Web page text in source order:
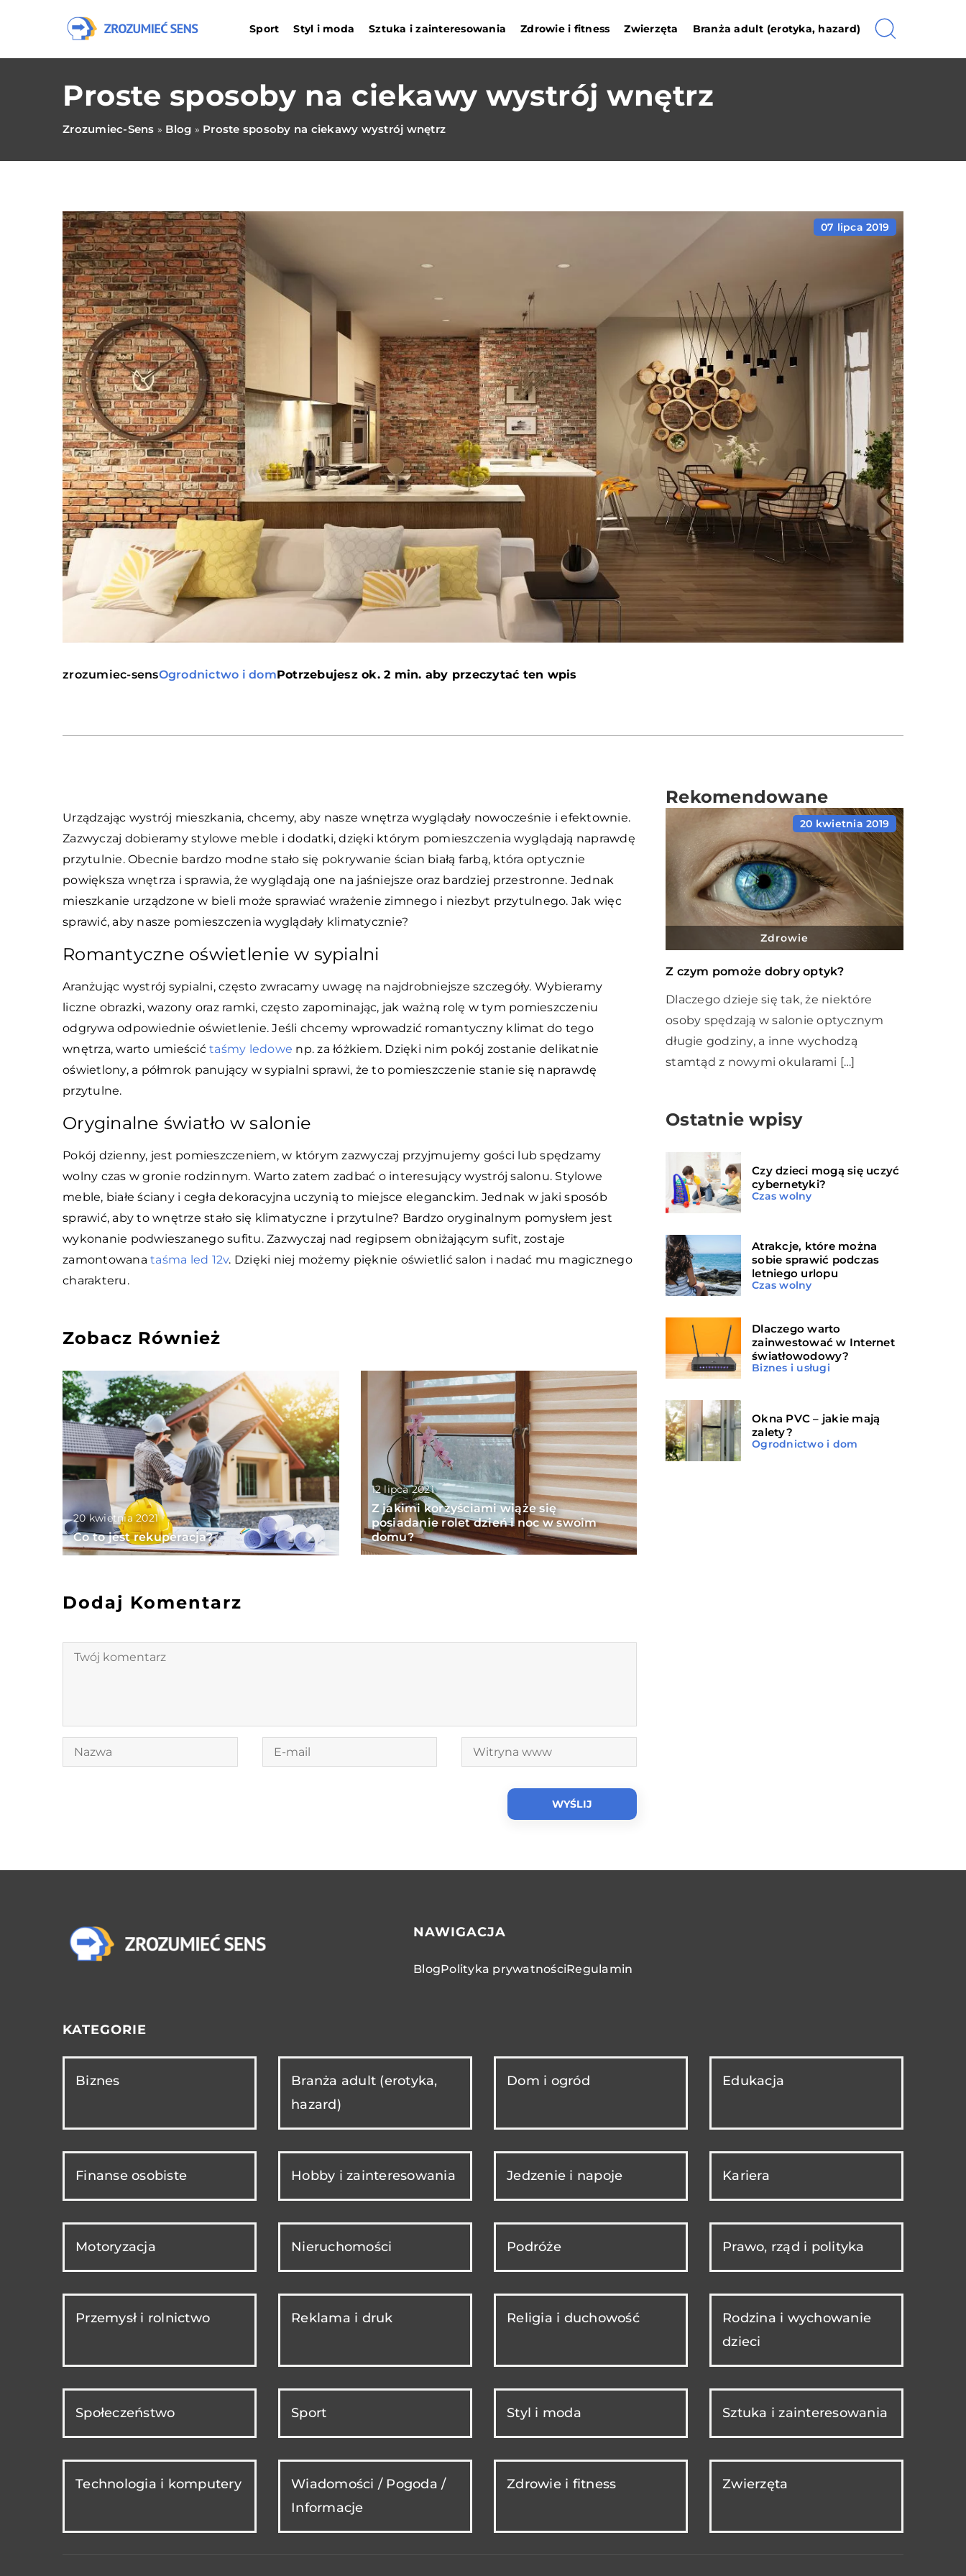
Sport Styl i moda Sztuka i zainteresowania Zdrowie i fitness Zwierzęta Branża adult (erotyka, hazard)
Proste sposoby na ciekawy wystrój wnętrz
Zrozumiec-Sens » Blog » Proste sposoby na ciekawy wystrój wnętrz
07 lipca 2019
zrozumiec-sensOgrodnictwo i domPotrzebujesz ok. 2 min. aby przeczytać ten wpis
Urządzając wystrój mieszkania, chcemy, aby nasze wnętrza wyglądały nowocześnie i efektownie.
Zazwyczaj dobieramy stylowe meble i dodatki, dzięki którym pomieszczenia wyglądają naprawdę
przytulnie. Obecnie bardzo modne stało się pokrywanie ścian białą farbą, która optycznie
powiększa wnętrza i sprawia, że wyglądają one na jaśniejsze oraz bardziej przestronne. Jednak
mieszkanie urządzone w bieli może sprawiać wrażenie zimnego i niezbyt przytulnego. Jak więc
sprawić, aby nasze pomieszczenia wyglądały klimatycznie?
Romantyczne oświetlenie w sypialni
Aranżując wystrój sypialni, często zwracamy uwagę na najdrobniejsze szczegóły. Wybieramy
liczne obrazki, wazony oraz ramki, często zapominając, jak ważną rolę w tym pomieszczeniu
odgrywa odpowiednie oświetlenie. Jeśli chcemy wprowadzić romantyczny klimat do tego
wnętrza, warto umieścić taśmy ledowe np. za łóżkiem. Dzięki nim pokój zostanie delikatnie
oświetlony, a półmrok panujący w sypialni sprawi, że to pomieszczenie stanie się naprawdę
przytulne.
Oryginalne światło w salonie
Pokój dzienny, jest pomieszczeniem, w którym zazwyczaj przyjmujemy gości lub spędzamy
wolny czas w gronie rodzinnym. Warto zatem zadbać o interesujący wystrój salonu. Stylowe
meble, białe ściany i cegła dekoracyjna uczynią to miejsce eleganckim. Jednak w jaki sposób
sprawić, aby to wnętrze stało się klimatyczne i przytulne? Bardzo oryginalnym pomysłem jest
wykonanie podwieszanego sufitu. Zazwyczaj nad regipsem obniżającym sufit, zostaje
zamontowana taśma led 12v. Dzięki niej możemy pięknie oświetlić salon i nadać mu magicznego
charakteru.
Zobacz Również
20 kwietnia 2021
Co to jest rekuperacja?
12 lipca 2021
Z jakimi korzyściami wiąże się
posiadanie rolet dzień i noc w swoim
domu?
Dodaj Komentarz
Rekomendowane
20 kwietnia 2019
Zdrowie
Z czym pomoże dobry optyk?
Dlaczego dzieje się tak, że niektóre
osoby spędzają w salonie optycznym
długie godziny, a inne wychodzą
stamtąd z nowymi okularami […]
Ostatnie wpisy
Czy dzieci mogą się uczyć
cybernetyki?
Czas wolny
Atrakcje, które można
sobie sprawić podczas
letniego urlopu
Czas wolny
Dlaczego warto
zainwestować w Internet
światłowodowy?
Biznes i usługi
Okna PVC – jakie mają
zalety?
Ogrodnictwo i dom
NAWIGACJA
BlogPolityka prywatnościRegulamin
KATEGORIE
Biznes
Branża adult (erotyka,
hazard)
Dom i ogród Edukacja
Finanse osobiste Hobby i zainteresowania Jedzenie i napoje Kariera
Motoryzacja Nieruchomości Podróże Prawo, rząd i polityka
Przemysł i rolnictwo Reklama i druk Religia i duchowość
Rodzina i wychowanie
dzieci
Społeczeństwo Sport Styl i moda Sztuka i zainteresowania
Technologia i komputery
Wiadomości / Pogoda /
Informacje
Zdrowie i fitness Zwierzęta